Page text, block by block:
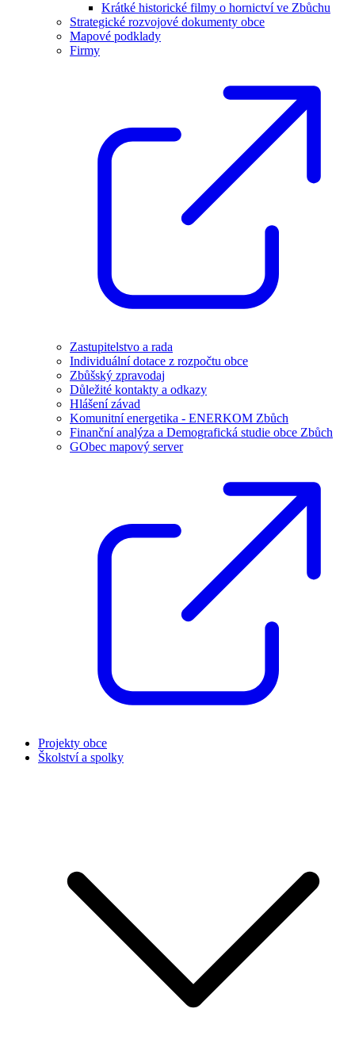
Krátké historické filmy o hornictví ve Zbůchu
Strategické rozvojové dokumenty obce
Mapové podklady
Firmy
Zastupitelstvo a rada
Individuální dotace z rozpočtu obce
Zbůšský zpravodaj
Důležité kontakty a odkazy
Hlášení závad
Komunitní energetika - ENERKOM Zbůch
Finanční analýza a Demografická studie obce Zbůch
GObec mapový server
Projekty obce
Školství a spolky